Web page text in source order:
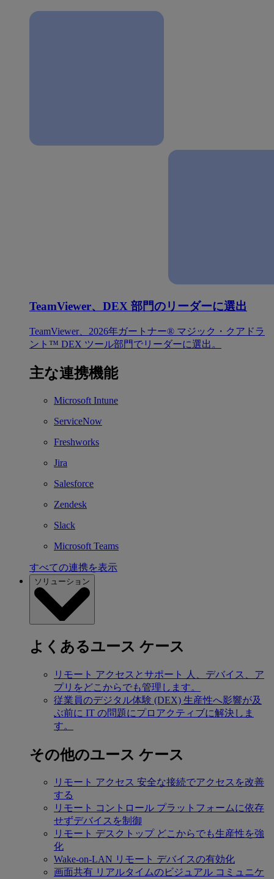
TeamViewer、DEX 部門のリーダーに選出
TeamViewer、2026年ガートナー® マジック・クアドラ
ント™ DEX ツール部門でリーダーに選出。
主な連携機能
Microsoft Intune
ServiceNow
Freshworks
Jira
Salesforce
Zendesk
Slack
Microsoft Teams
すべての連携を表示
ソリューション
よくあるユース ケース
リモート アクセスとサポート
人、デバイス、ア
プリをどこからでも管理します。
従業員のデジタル体験 (DEX) 生産性へ影響が及
ぶ前に IT の問題にプロアクティブに解決しま
す。
その他のユース ケース
リモート アクセス 安全な接続でアクセスを改善
する
リモート コントロール プラットフォームに依存
せずデバイスを制御
リモート デスクトップ どこからでも生産性を強
化
Wake-on-LAN リモート デバイスの有効化
画面共有 リアルタイムのビジュアル コミュニケ